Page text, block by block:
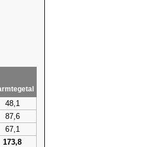
48,1
87,6
67,1
173,8